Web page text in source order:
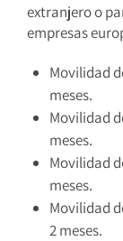
extranjero o
empresas
Movilidad
meses.
Movilidad
meses.
Movilidad
meses.
Movilidad
2 meses.